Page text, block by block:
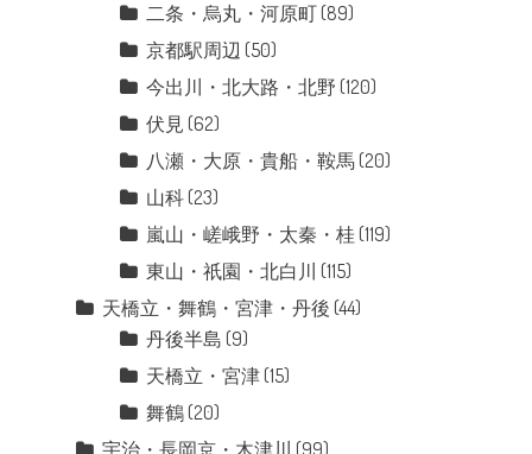
二条・烏丸・河原町(89)
京都駅周辺 (50)
今出川・北大路・北野 (120)
伏見 (62)
八瀬・大原・貴船・鞍馬(20)
山科(23)
嵐山・嵯峨野・太秦・桂 (119)
東山・祇園・北白川 (115)
天橋立・舞鶴・宮津・丹後 (44)
丹後半島 (9)
天橋立・宮津(15)
舞鶴(20)